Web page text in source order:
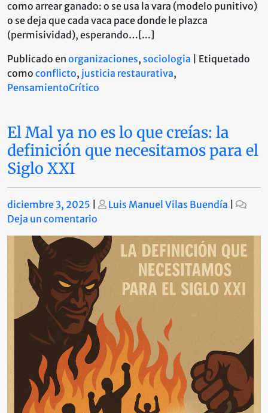
como arrear ganado: o se usa la vara (modelo punitivo)
o se deja que cada vaca pace donde le plazca
(permisividad), esperando…[...]
Publicado en organizaciones, sociologia
Etiquetado
como conflicto, justicia restaurativa,
PensamientoCrítico
El Mal ya no es lo que creías: la
definición que necesitamos para el
Siglo XXI
Publicado
diciembre 3, 2025 Publicado
Luis Manuel Vilas Buendía
Deja un comentario
El
Mal
ya
no
es
que
creías:
la
definición
que
necesitamos
para